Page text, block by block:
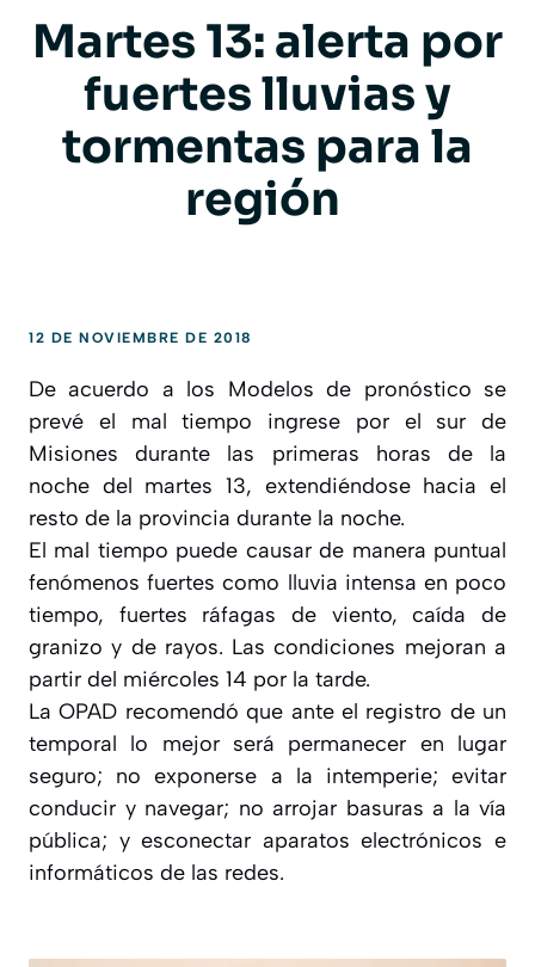
Martes 13: alerta por
fuertes lluvias y
tormentas para la
región
12 DE NOVIEMBRE DE 2018
De acuerdo a los Modelos de pronóstico se
prevé el mal tiempo ingrese por el sur de
Misiones durante las primeras horas de la
noche del martes 13, extendiéndose hacia el
resto de la provincia durante la noche.
El mal tiempo puede causar de manera puntual
fenómenos fuertes como lluvia intensa en poco
tiempo, fuertes ráfagas de viento, caída de
granizo y de rayos. Las condiciones mejoran a
partir del miércoles 14 por la tarde.
La OPAD recomendó que ante el registro de un
temporal lo mejor será permanecer en lugar
seguro; no exponerse a la intemperie; evitar
conducir y navegar; no arrojar basuras a la vía
pública; y esconectar aparatos electrónicos e
informáticos de las redes.